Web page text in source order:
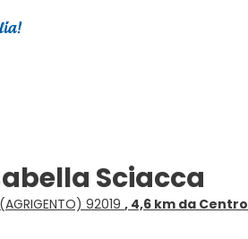
Sciacca
92019 , 4,6 km da Centro